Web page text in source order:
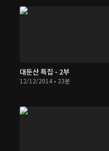
대둔산 특집 - 2부
12/12/2014 • 23분